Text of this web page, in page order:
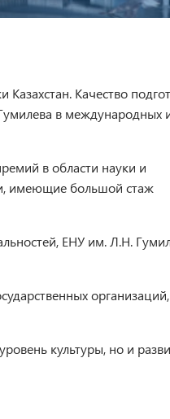
Качество
в международных
в области науки и
имеющие большой стаж
ЕНУ им. Л.Н.
организаций,
культуры, но и